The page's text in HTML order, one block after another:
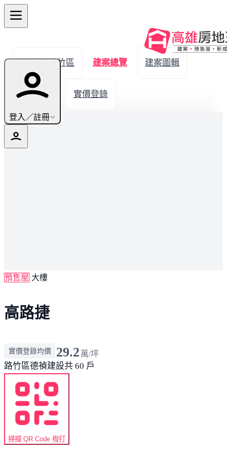
登入／註冊
← 返回路竹區 建案總覽 建案圖輯
生活機能 實價登錄
預售屋 大樓
高路捷
實價登錄均價 29.2 萬/坪
路竹區德禎建設共 60 戶
掃描 QR Code 撥打